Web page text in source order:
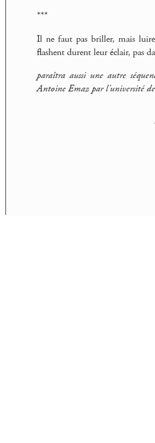
***
Il ne faut pas briller, mais
flashent durent leur éclair, pas
paraîtra aussi une autre
Antoine Emaz par l’université